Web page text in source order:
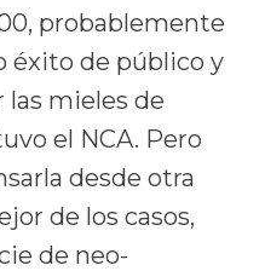
probablemente
éxito de público y
las mieles de
el NCA. Pero
desde otra
de los casos,
de neo-